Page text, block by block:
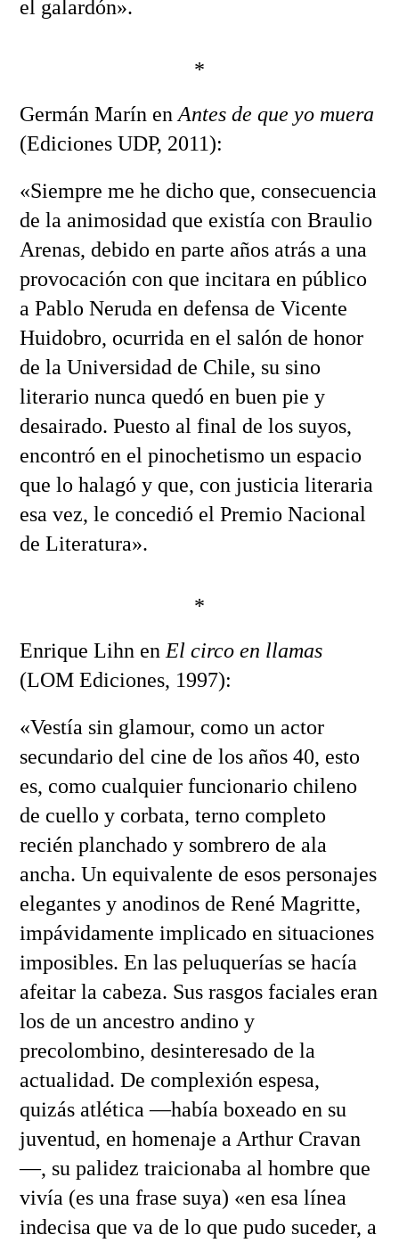
el galardón».
*
Germán Marín en Antes de que yo muera
(Ediciones UDP, 2011):
«Siempre me he dicho que, consecuencia
de la animosidad que existía con Braulio
Arenas, debido en parte años atrás a una
provocación con que incitara en público
a Pablo Neruda en defensa de Vicente
Huidobro, ocurrida en el salón de honor
de la Universidad de Chile, su sino
literario nunca quedó en buen pie y
desairado. Puesto al final de los suyos,
encontró en el pinochetismo un espacio
que lo halagó y que, con justicia literaria
esa vez, le concedió el Premio Nacional
de Literatura».
*
Enrique Lihn en El circo en llamas
(LOM Ediciones, 1997):
«Vestía sin glamour, como un actor
secundario del cine de los años 40, esto
es, como cualquier funcionario chileno
de cuello y corbata, terno completo
recién planchado y sombrero de ala
ancha. Un equivalente de esos personajes
elegantes y anodinos de René Magritte,
impávidamente implicado en situaciones
imposibles. En las peluquerías se hacía
afeitar la cabeza. Sus rasgos faciales eran
los de un ancestro andino y
precolombino, desinteresado de la
actualidad. De complexión espesa,
quizás atlética —había boxeado en su
juventud, en homenaje a Arthur Cravan
—, su palidez traicionaba al hombre que
vivía (es una frase suya) «en esa línea
indecisa que va de lo que pudo suceder, a